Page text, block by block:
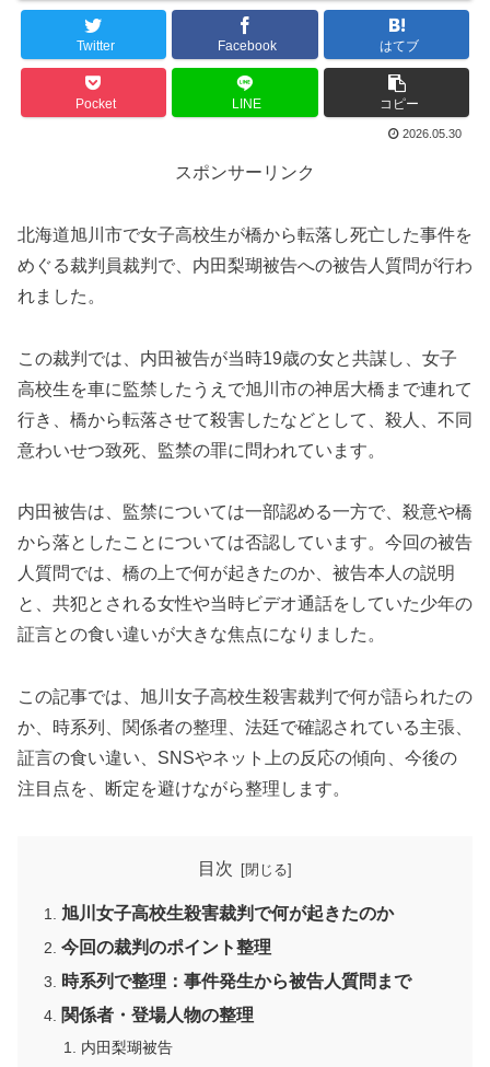
Twitter Facebook はてブ
Pocket LINE コピー
2026.05.30
スポンサーリンク
北海道旭川市で女子高校生が橋から転落し死亡した事件を
めぐる裁判員裁判で、内田梨瑚被告への被告人質問が行わ
れました。
この裁判では、内田被告が当時19歳の女と共謀し、女子
高校生を車に監禁したうえで旭川市の神居大橋まで連れて
行き、橋から転落させて殺害したなどとして、殺人、不同
意わいせつ致死、監禁の罪に問われています。
内田被告は、監禁については一部認める一方で、殺意や橋
から落としたことについては否認しています。今回の被告
人質問では、橋の上で何が起きたのか、被告本人の説明
と、共犯とされる女性や当時ビデオ通話をしていた少年の
証言との食い違いが大きな焦点になりました。
この記事では、旭川女子高校生殺害裁判で何が語られたの
か、時系列、関係者の整理、法廷で確認されている主張、
証言の食い違い、SNSやネット上の反応の傾向、今後の
注目点を、断定を避けながら整理します。
目次
旭川女子高校生殺害裁判で何が起きたのか
今回の裁判のポイント整理
時系列で整理：事件発生から被告人質問まで
関係者・登場人物の整理
内田梨瑚被告